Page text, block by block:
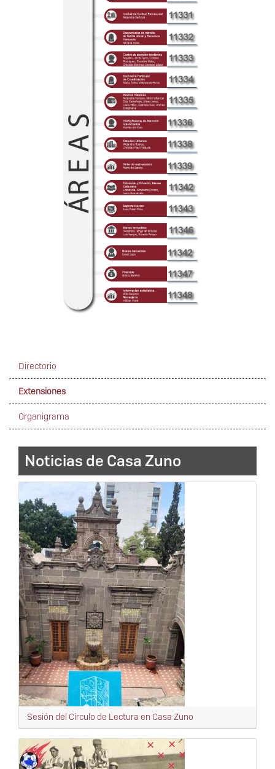
Navegación
secundaria
Directorio
Extensiones
Organigrama
Noticias de Casa Zuno
Sesión del Círculo de Lectura en Casa Zuno